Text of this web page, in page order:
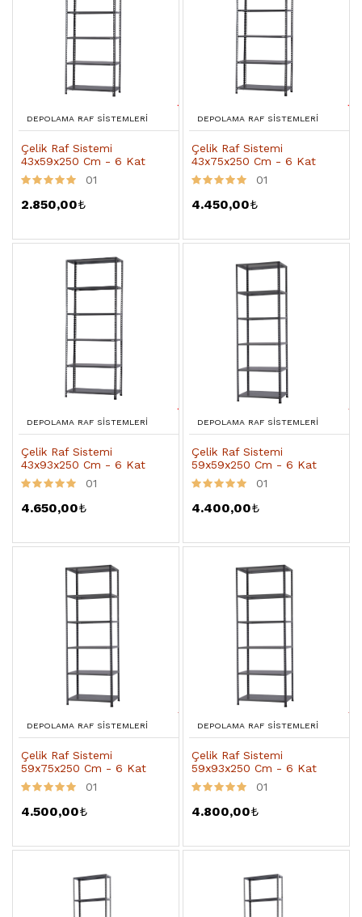
DEPOLAMA RAF SISTEMLERI
Çelik Raf Sistemi
43x59x250 Cm - 6 Kat
01
2.850,00₺
DEPOLAMA RAF SISTEMLERI
Çelik Raf Sistemi
43x75x250 Cm - 6 Kat
01
4.450,00₺
DEPOLAMA RAF SISTEMLERI
Çelik Raf Sistemi
43x93x250 Cm - 6 Kat
01
4.650,00₺
DEPOLAMA RAF SISTEMLERI
Çelik Raf Sistemi
59x59x250 Cm - 6 Kat
01
4.400,00₺
DEPOLAMA RAF SISTEMLERI
Çelik Raf Sistemi
59x75x250 Cm - 6 Kat
01
4.500,00₺
DEPOLAMA RAF SISTEMLERI
Çelik Raf Sistemi
59x93x250 Cm - 6 Kat
01
4.800,00₺